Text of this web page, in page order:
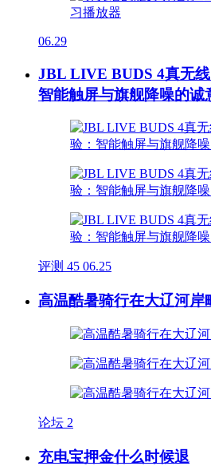
06.29
JBL LIVE BUDS 4真无线
智能触屏与旗舰降噪的诚
评测 45 06.25
高温酷暑骑行在大辽河岸
论坛 2
充电宝押金什么时候退